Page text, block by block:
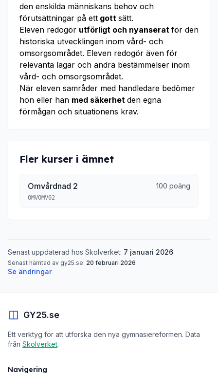
den enskilda människans behov och
förutsättningar på ett gott sätt.
Eleven redogör utförligt och nyanserat för den
historiska utvecklingen inom vård- och
omsorgsområdet. Eleven redogör även för
relevanta lagar och andra bestämmelser inom
vård- och omsorgsområdet.
När eleven samråder med handledare bedömer
hon eller han med säkerhet den egna
förmågan och situationens krav.
Fler kurser i ämnet
Omvårdnad 2 100 poäng
OMVOMV02
Senast uppdaterad hos Skolverket: 7 januari 2026
Senast hämtad av gy25.se: 20 februari 2026
Se ändringar
GY25.se
Ett verktyg för att utforska den nya gymnasiereformen. Data
från Skolverket.
Navigering